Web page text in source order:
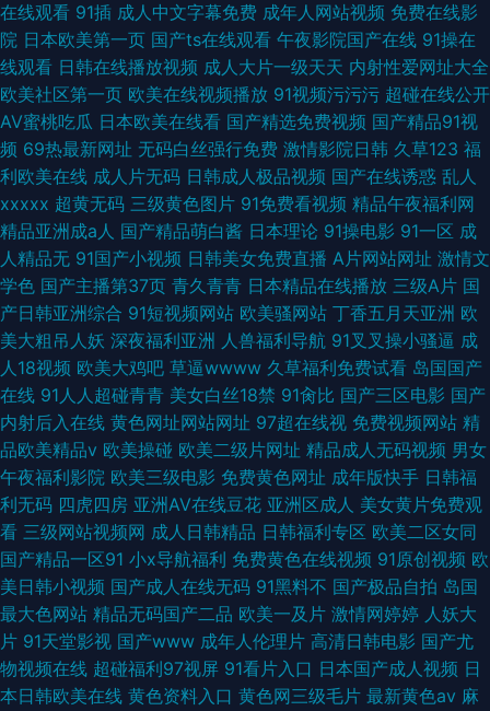
在线观看 91插 成人中文字幕免费 成年人网站视频 免费在线影
院 日本欧美第一页 国产ts在线观看 午夜影院国产在线 91操在
线观看 日韩在线播放视频 成人大片一级天天 内射性爱网址大全
欧美社区第一页 欧美在线视频播放 91视频污污污 超碰在线公开
AV蜜桃吃瓜 日本欧美在线看 国产精选免费视频 国产精品91视
频 69热最新网址 无码白丝强行免费 激情影院日韩 久草123 福
利欧美在线 成人片无码 日韩成人极品视频 国产在线诱惑 乱人
xxxxx 超黄无码 三级黄色图片 91免费看视频 精品午夜福利网
精品亚洲成a人 国产精品萌白酱 日本理论 91操电影 91一区 成
人精品无 91国产小视频 日韩美女免费直播 A片网站网址 激情文
学色 国产主播第37页 青久青青 日本精品在线播放 三级A片 国
产日韩亚洲综合 91短视频网站 欧美骚网站 丁香五月天亚洲 欧
美大粗吊人妖 深夜福利亚洲 人兽福利导航 91叉叉操小骚逼 成
人18视频 欧美大鸡吧 草逼wwww 久草福利免费试看 岛国国产
在线 91人人超碰青青 美女白丝18禁 91肏比 国产三区电影 国产
内射后入在线 黄色网址网站网址 97超在线视 免费视频网站 精
品欧美精品v 欧美操碰 欧美二级片网址 精品成人无码视频 男女
午夜福利影院 欧美三级电影 免费黄色网址 成年版快手 日韩福
利无码 四虎四房 亚洲AV在线豆花 亚洲区成人 美女黄片免费观
看 三级网站视频网 成人日韩精品 日韩福利专区 欧美二区女同
国产精品一区91 小x导航福利 免费黄色在线视频 91原创视频 欧
美日韩小视频 国产成人在线无码 91黑料不 国产极品自拍 岛国
最大色网站 精品无码国产二品 欧美一及片 激情网婷婷 人妖大
片 91天堂影视 国产www 成年人伦理片 高清日韩电影 国产尤
物视频在线 超碰福利97视屏 91看片入口 日本国产成人视频 日
本日韩欧美在线 黄色资料入口 黄色网三级毛片 最新黄色av 麻